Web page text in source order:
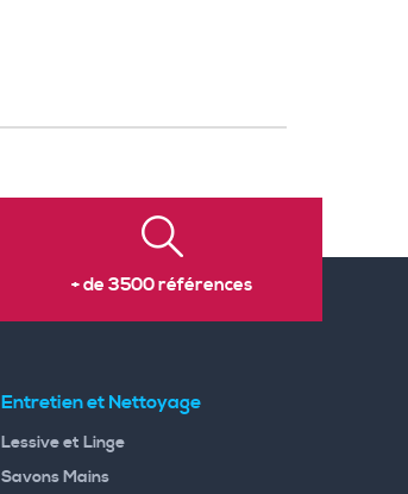
+ de 3500 références
Entretien et Nettoyage
Lessive et Linge
Savons Mains